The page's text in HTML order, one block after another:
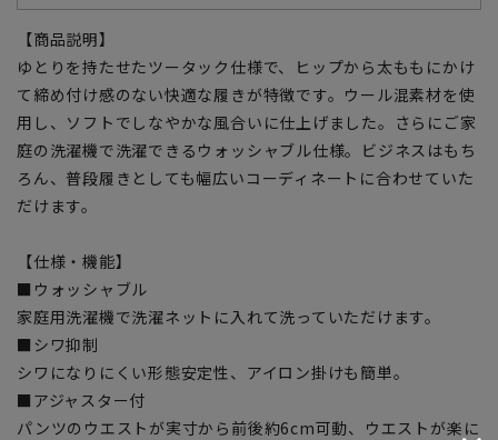
【商品説明】
ゆとりを持たせたツータック仕様で、ヒップから太ももにかけ
て締め付け感のない快適な履きが特徴です。ウール混素材を使
用し、ソフトでしなやかな風合いに仕上げました。さらにご家
庭の洗濯機で洗濯できるウォッシャブル仕様。ビジネスはもち
ろん、普段履きとしても幅広いコーディネートに合わせていた
だけます。
【仕様・機能】
■ウォッシャブル
家庭用洗濯機で洗濯ネットに入れて洗っていただけます。
■シワ抑制
シワになりにくい形態安定性、アイロン掛けも簡単。
■アジャスター付
パンツのウエストが実寸から前後約6cm可動、ウエストが楽に